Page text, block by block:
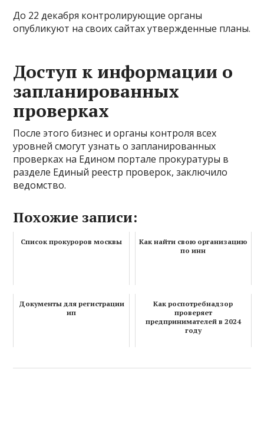
До 22 декабря контролирующие органы
опубликуют на своих сайтах утвержденные планы.
Доступ к информации о
запланированных
проверках
После этого бизнес и органы контроля всех
уровней смогут узнать о запланированных
проверках на Едином портале прокуратуры в
разделе Единый реестр проверок, заключило
ведомство.
Похожие записи:
Список прокуроров москвы
Как найти свою организацию
по инн
Документы для регистрации
ип
Как роспотребнадзор
проверяет
предпринимателей в 2024
году